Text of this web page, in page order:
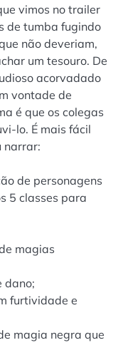
vimos no trailer
de tumba fugindo
não deveriam,
um tesouro. De
acorvadado
vontade de
é que os colegas
lo. É mais fácil
narrar:
de personagens
5 classes para
magias
dano;
furtividade e
magia negra que